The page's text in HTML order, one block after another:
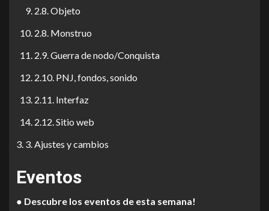
2.8. Objeto
2.8. Monstruo
2.9. Guerra de nodo/Conquista
2.10. PNJ, fondos, sonido
2.11. Interfaz
2.12. Sitio web
3. Ajustes y cambios
Eventos
● Descubre los eventos de esta semana!